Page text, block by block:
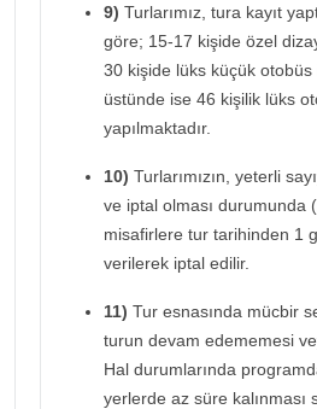
9) Turlarımız, tura kayıt
göre; 15-17 kişide özel
30 kişide lüks küçük otobüs
üstünde ise 46 kişilik lüks
yapılmaktadır.
10) Turlarımızın, yeterli
ve iptal olması durumunda
misafirlere tur tarihinden 1
verilerek iptal edilir.
11) Tur esnasında mücbir
turun devam edememesi
Hal durumlarında
yerlerde az süre kalınması